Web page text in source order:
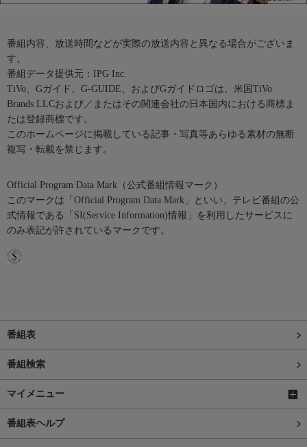
番組内容、放送時間などが実際の放送内容と異なる場合がございま
す。
番組データ提供元：IPG Inc.
TiVo、Gガイド、G-GUIDE、およびGガイドロゴは、米国TiVo
Brands LLCおよび／またはその関連会社の日本国内における商標ま
たは登録商標です。
このホームページに掲載している記事・写真等あらゆる素材の無断
複写・転載を禁じます。
Official Program Data Mark（公式番組情報マーク）
このマークは「Official Program Data Mark」といい、テレビ番組の公
式情報である「SI(Service Information)情報」を利用したサービスに
のみ表記が許されているマークです。
番組表
番組検索
マイメニュー
番組表ヘルプ